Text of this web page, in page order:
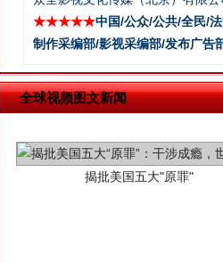
★★★★★中国/公众/公共/全民/
制作采编部/影视采编部/发布广告
全球视频图文新闻
揭批美国五大"原罪"